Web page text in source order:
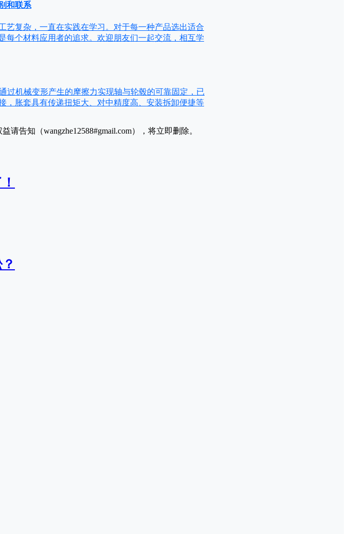
和联系
艺复杂，一直在实践在学习。对于每一种产品选出适合
每个材料应用者的追求。欢迎朋友们一起交流，相互学
过机械变形产生的摩擦力实现轴与轮毂的可靠固定，已
，胀套具有传递扭矩大、对中精度高、安装拆卸便捷等
告知（wangzhe12588#gmail.com），将立即删除。